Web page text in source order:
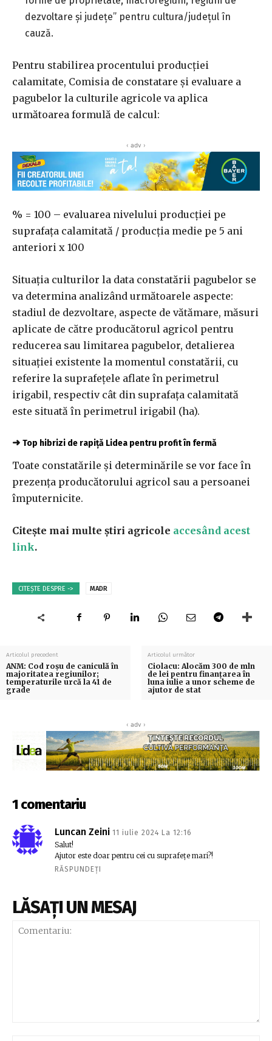
dezvoltare şi judeţe” pentru cultura/judeţul în
cauză.
Pentru stabilirea procentului producției
calamitate, Comisia de constatare şi evaluare a
pagubelor la culturile agricole va aplica
următoarea formulă de calcul:
‹ adv ›
% = 100 – evaluarea nivelului producției pe
suprafața calamitată / producția medie pe 5 ani
anteriori x 100
Situația culturilor la data constatării pagubelor se
va determina analizând următoarele aspecte:
stadiul de dezvoltare, aspecte de vătămare, măsuri
aplicate de către producătorul agricol pentru
reducerea sau limitarea pagubelor, detalierea
situației existente la momentul constatării, cu
referire la suprafețele aflate în perimetrul
irigabil, respectiv cât din suprafața calamitată
este situată în perimetrul irigabil (ha).
➜ Top hibrizi de rapiță Lidea pentru profit în fermă
Toate constatările și determinările se vor face în
prezența producătorului agricol sau a persoanei
împuternicite.
Citește mai multe știri agricole accesând acest
link.
CITEȘTE DESPRE -> MADR
Articolul precedent
ANM: Cod roşu de caniculă în
majoritatea regiunilor;
temperaturile urcă la 41 de
grade
Articolul următor
Ciolacu: Alocăm 300 de mln
de lei pentru finanţarea în
luna iulie a unor scheme de
ajutor de stat
‹ adv ›
1 comentariu
Luncan Zeini 11 iulie 2024 La 12:16
Salut!
Ajutor este doar pentru cei cu suprafețe mari?!
RĂSPUNDEȚI
LĂSAȚI UN MESAJ